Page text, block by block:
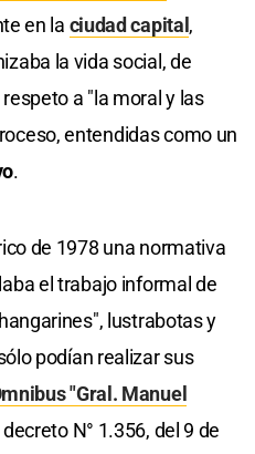
en la ciudad capital ,
la vida social, de
a "la moral y las
entendidas como un
.
de 1978 una normativa
el trabajo informal de
lustrabotas y
podían realizar sus
"Gral. Manuel
N° 1.356, del 9 de